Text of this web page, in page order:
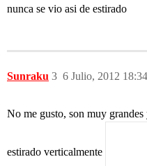
nunca se vio asi de estirado
Sunraku 6 Julio, 2012 18:34
3
No me gusto, son muy
estirado verticalmente